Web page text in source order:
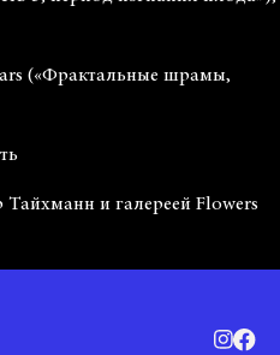
(«Фрактальные шрамы,
и галереей Flowers